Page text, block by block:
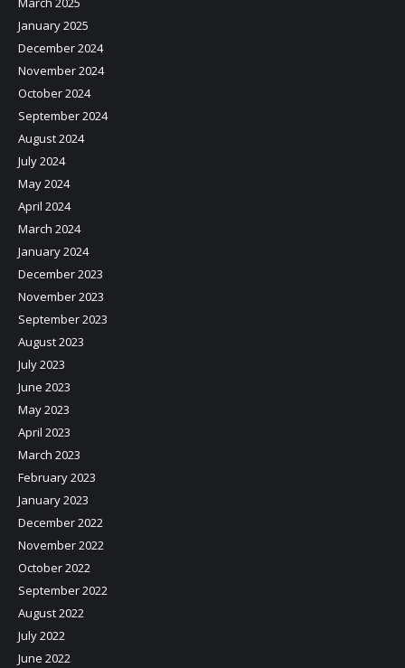
January 2025
December 2024
November 2024
October 2024
September 2024
August 2024
July 2024
May 2024
April 2024
March 2024
January 2024
December 2023
November 2023
September 2023
August 2023
July 2023
June 2023
May 2023
April 2023
March 2023
February 2023
January 2023
December 2022
November 2022
October 2022
September 2022
August 2022
July 2022
June 2022